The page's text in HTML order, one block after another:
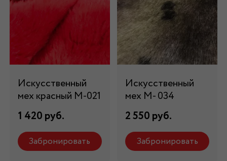
Искусственный
мех красный М-021
1 420 руб.
Забронировать
Искусственный
мех М- 034
2 550 руб.
Забронировать